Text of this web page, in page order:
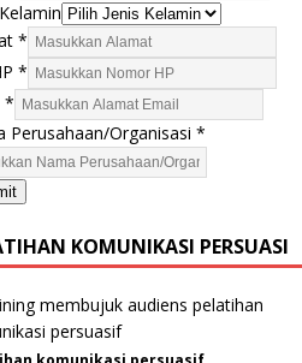
*
*
*
Perusahaan/Organisasi *
KOMUNIKASI PERSUASI